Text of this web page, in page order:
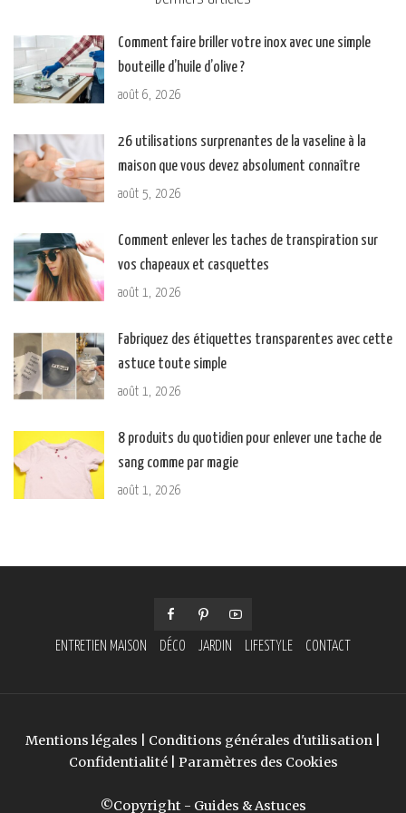
Comment faire briller votre inox avec une simple
bouteille d’huile d’olive ?
août 6, 2026
26 utilisations surprenantes de la vaseline à la
maison que vous devez absolument connaître
août 5, 2026
Comment enlever les taches de transpiration sur
vos chapeaux et casquettes
août 1, 2026
Fabriquez des étiquettes transparentes avec cette
astuce toute simple
août 1, 2026
8 produits du quotidien pour enlever une tache de
sang comme par magie
août 1, 2026
ENTRETIEN MAISON DÉCO JARDIN LIFESTYLE CONTACT
Mentions légales Conditions générales d'utilisation
Confidentialité| Paramètres des Cookies
©Copyright - Guides & Astuces